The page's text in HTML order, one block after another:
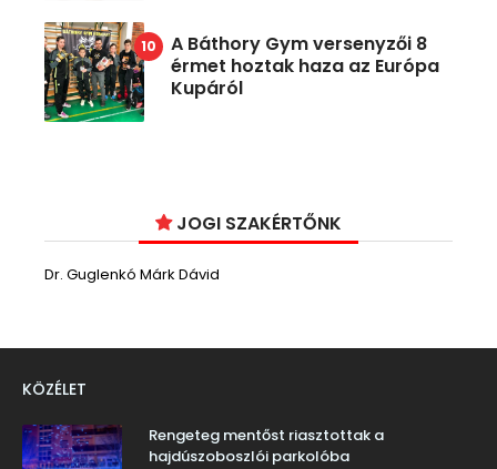
A Báthory Gym versenyzői 8
érmet hoztak haza az Európa
Kupáról
JOGI SZAKÉRTŐNK
Dr. Guglenkó Márk Dávid
KÖZÉLET
Rengeteg mentőst riasztottak a
hajdúszoboszlói parkolóba